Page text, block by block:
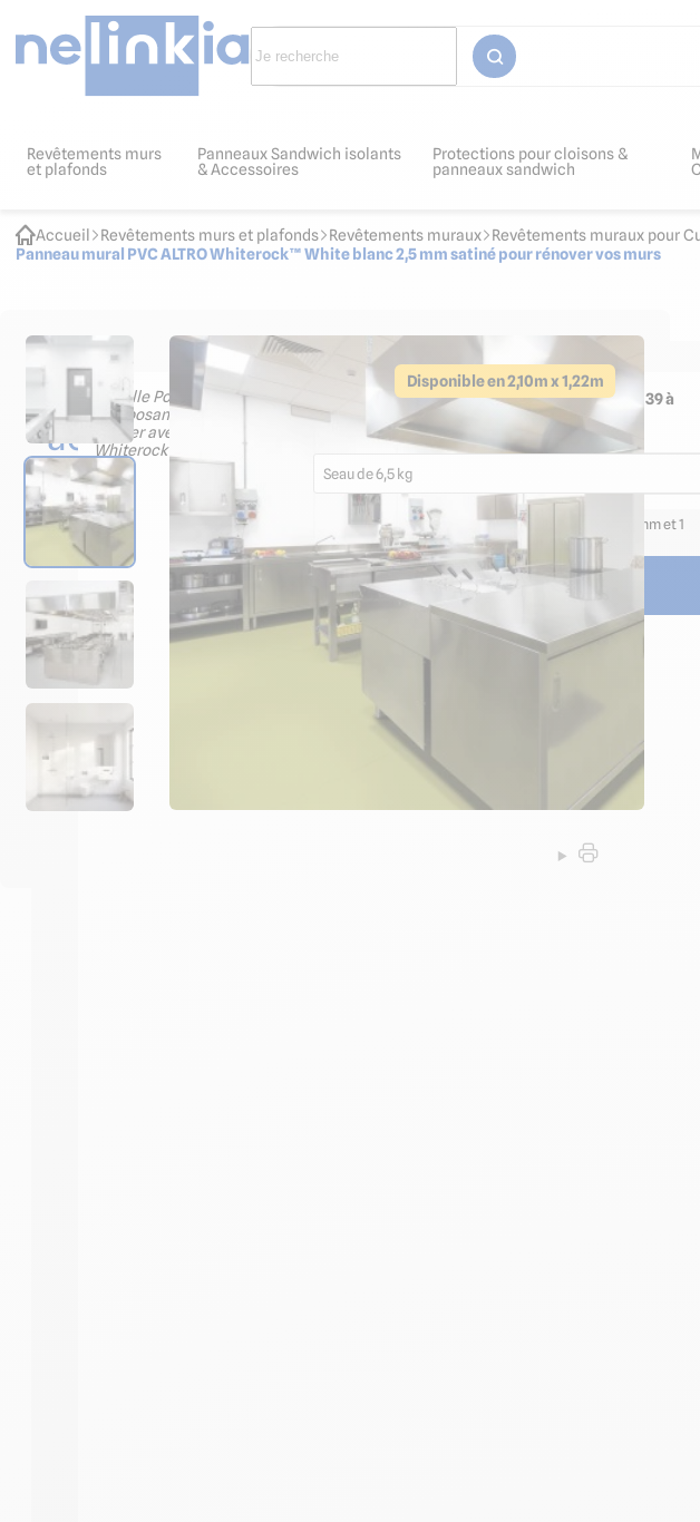
Revêtements murs
et plafonds
Panneaux Sandwich isolants
& Accessoires
Protections pour cloisons &
panneaux sandwich
Accueil Revêtements murs et plafonds Revêtements muraux
Revêtements muraux pour
Panneau mural PVC ALTRO Whiterock™ White blanc 2,5 mm satiné pour rénover vos murs
Disponible en 2,10m x 1,22m
Les
accessoires
indispensables
Colle Polyuréthane bi-composant AltroFix W139 à
utiliser avec plaques ALTRO Whiterock
€ HT50.66€ TTC
Seau de 6,5 kg
Prévoir 1 seau de 6,5 kg pour panneau hauteur 2500 mm et 1
seau de 8 kg pour panneau hauteur 3000 mm
- 1 +